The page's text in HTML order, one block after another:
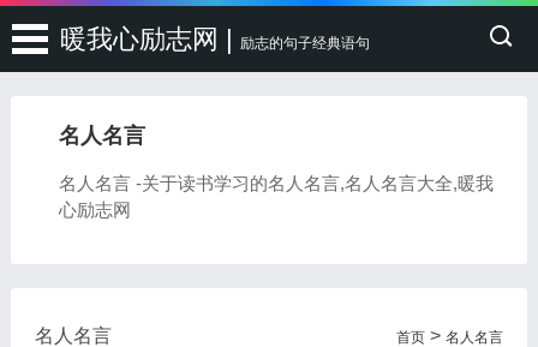
暖我心励志网 | 励志的句子经典语句
名人名言
名人名言 -关于读书学习的名人名言,名人名言大全,暖我
心励志网
首页 >名人名言
名人名言